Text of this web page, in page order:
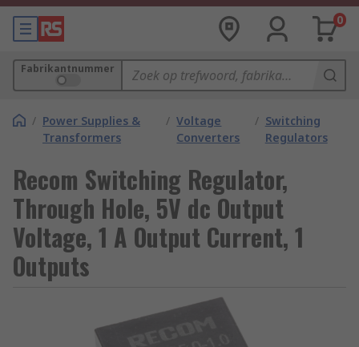
0
Fabrikantnummer
/ Power Supplies &
Transformers
/ Voltage
Converters
/ Switching
Regulators
Recom Switching Regulator,
Through Hole, 5V dc Output
Voltage, 1 A Output Current, 1
Outputs